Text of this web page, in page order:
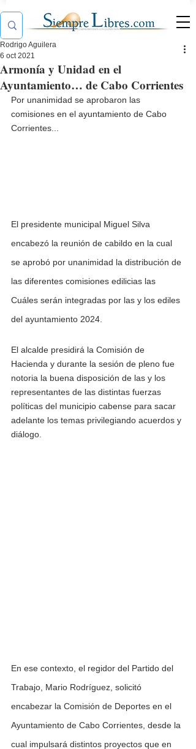
Armonía y Unidad en el
Ayuntamiento… de Cabo Corrientes
Rodrigo Aguilera
6 oct 2021
Por unanimidad se aprobaron las
comisiones en el ayuntamiento de Cabo
Corrientes...
El presidente municipal Miguel Silva
encabezó la reunión de cabildo en la cual
se aprobó por unanimidad la distribución de
las diferentes comisiones edilicias las
Cuáles serán integradas por las y los ediles
del ayuntamiento 2024.
El alcalde presidirá la Comisión de
Hacienda y durante la sesión de pleno fue
notoria la buena disposición de las y los
representantes de las distintas fuerzas
políticas del municipio cabense para sacar
adelante los temas privilegiando acuerdos y
diálogo.
En ese contexto, el regidor del Partido del
Trabajo, Mario Rodríguez, solicitó
encabezar la Comisión de Deportes en el
Ayuntamiento de Cabo Corrientes, desde la
cual impulsará distintos proyectos que en